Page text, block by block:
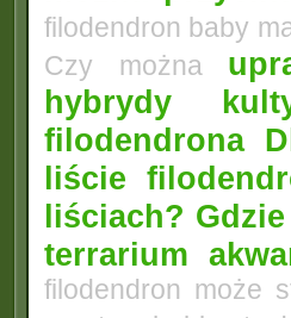
filodendron baby
Czy można
hybrydy
filodendrona
liście
liściach?
terrarium
filodendron może